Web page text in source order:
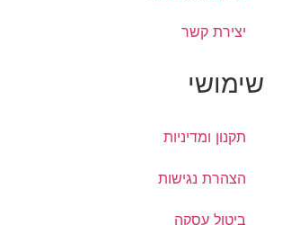
יצירת קשר
שימושי
תקנון ומדיניות
הצהרת נגישות
ביטול עסקה